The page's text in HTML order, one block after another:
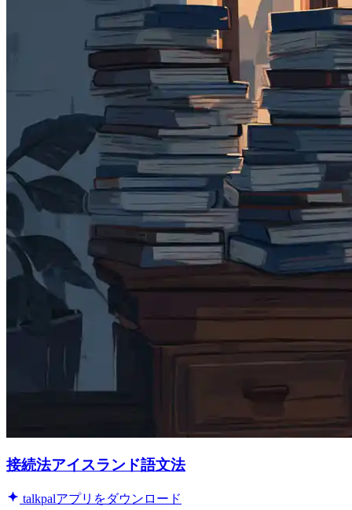
接続法アイスランド語文法
talkpalアプリをダウンロード